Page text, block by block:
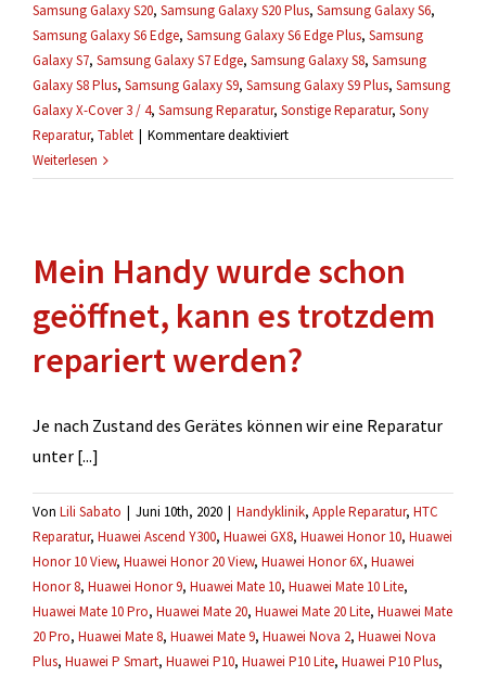
Samsung Galaxy S20, Samsung Galaxy S20 Plus, Samsung Galaxy S6,
Samsung Galaxy S6 Edge, Samsung Galaxy S6 Edge Plus, Samsung
Galaxy S7, Samsung Galaxy S7 Edge, Samsung Galaxy S8, Samsung
Galaxy S8 Plus, Samsung Galaxy S9, Samsung Galaxy S9 Plus, Samsung
Galaxy X-Cover 3 / 4, Samsung Reparatur, Sonstige Reparatur, Sony
Reparatur, Tablet | Kommentare deaktiviertfür
muss
Reparatur
bezahlen?
Weiterlesen
Mein Handy wurde schon
geöffnet, kann es trotzdem
repariert werden?
Je nach Zustand des Gerätes können wir eine Reparatur
unter [...]
Von Lili Sabato | Juni 10th, 2020 | Handyklinik, Apple Reparatur, HTC
Reparatur, Huawei Ascend Y300, Huawei GX8, Huawei Honor 10, Huawei
Honor 10 View, Huawei Honor 20 View, Huawei Honor 6X, Huawei
Honor 8, Huawei Honor 9, Huawei Mate 10, Huawei Mate 10 Lite,
Huawei Mate 10 Pro, Huawei Mate 20, Huawei Mate 20 Lite, Huawei Mate
20 Pro, Huawei Mate 8, Huawei Mate 9, Huawei Nova 2, Huawei Nova
Plus, Huawei P Smart, Huawei P10, Huawei P10 Lite, Huawei P10 Plus,